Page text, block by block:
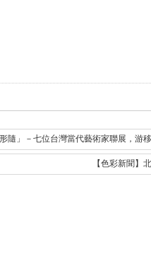
隨」－七位台灣當代藝術家聯展，游
【色彩新聞】